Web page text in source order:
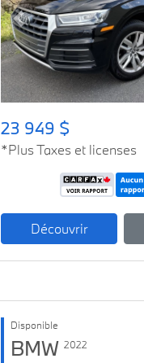
Previous
23 949 $
*Plus Taxes et licenses
Découvrir
Disponible
BMW 2022